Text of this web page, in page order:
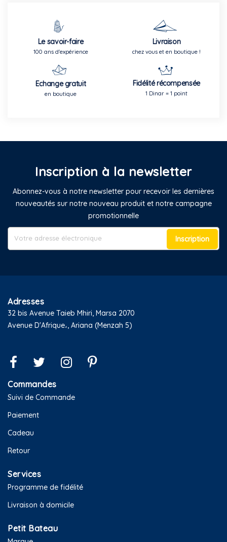
Le savoir-faire
100 ans d'expérience
Livraison
chez vous et en boutique !
Echange gratuit
en boutique
Fidélité récompensée
1 Dinar = 1 point
Inscription à la newsletter
Abonnez-vous à notre newsletter pour recevoir les dernières
nouveautés sur notre nouveau produit et notre campagne
promotionnelle
Inscription
Adresses
32 bis Avenue Taieb Mhiri, Marsa 2070
Avenue D'Afrique،, Ariana (Menzah 5)
Commandes
Suivi de Commande
Paiement
Cadeau
Retour
Services
Programme de fidélité
Livraison à domicile
Petit Bateau